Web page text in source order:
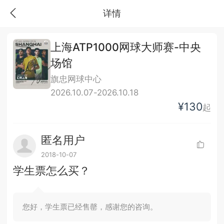
详情
上海ATP1000网球大师赛-中央
场馆
旗忠网球中心
2026.10.07-2026.10.18
¥130起
匿名用户
2018-10-07
学生票怎么买？
您好，学生票已经售罄，感谢您的咨询。